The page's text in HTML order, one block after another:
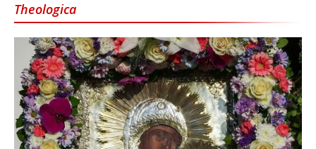
Theologica